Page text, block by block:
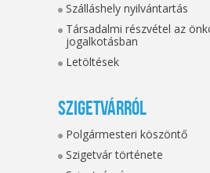
Szálláshely nyilvántartás
Társadalmi részvétel az
jogalkotásban
Letöltések
Szigetvárról
Polgármesteri köszöntő
Szigetvár története